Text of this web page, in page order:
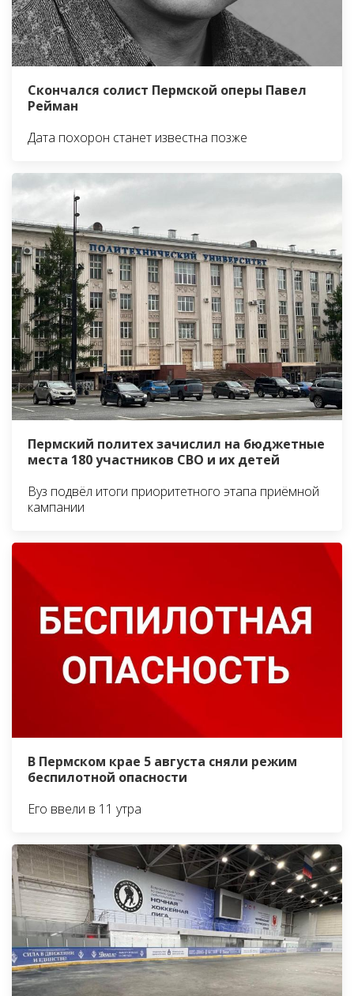
Скончался солист Пермской оперы Павел
Рейман
Дата похорон станет известна позже
Пермский политех зачислил на бюджетные
места 180 участников СВО и их детей
Вуз подвёл итоги приоритетного этапа приёмной
кампании
В Пермском крае 5 августа сняли режим
беспилотной опасности
Его ввели в 11 утра